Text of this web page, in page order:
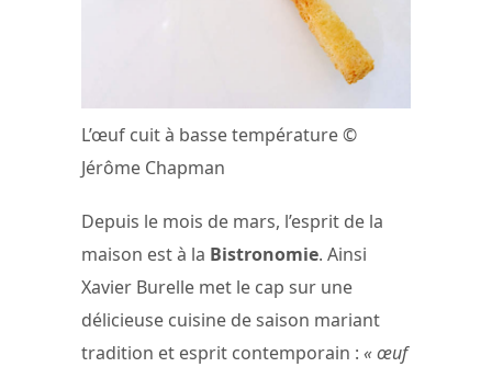
L’œuf cuit à basse température ©
Jérôme Chapman
Depuis le mois de mars, l’esprit de la
maison est à la Bistronomie. Ainsi
Xavier Burelle met le cap sur une
délicieuse cuisine de saison mariant
tradition et esprit contemporain : « œuf